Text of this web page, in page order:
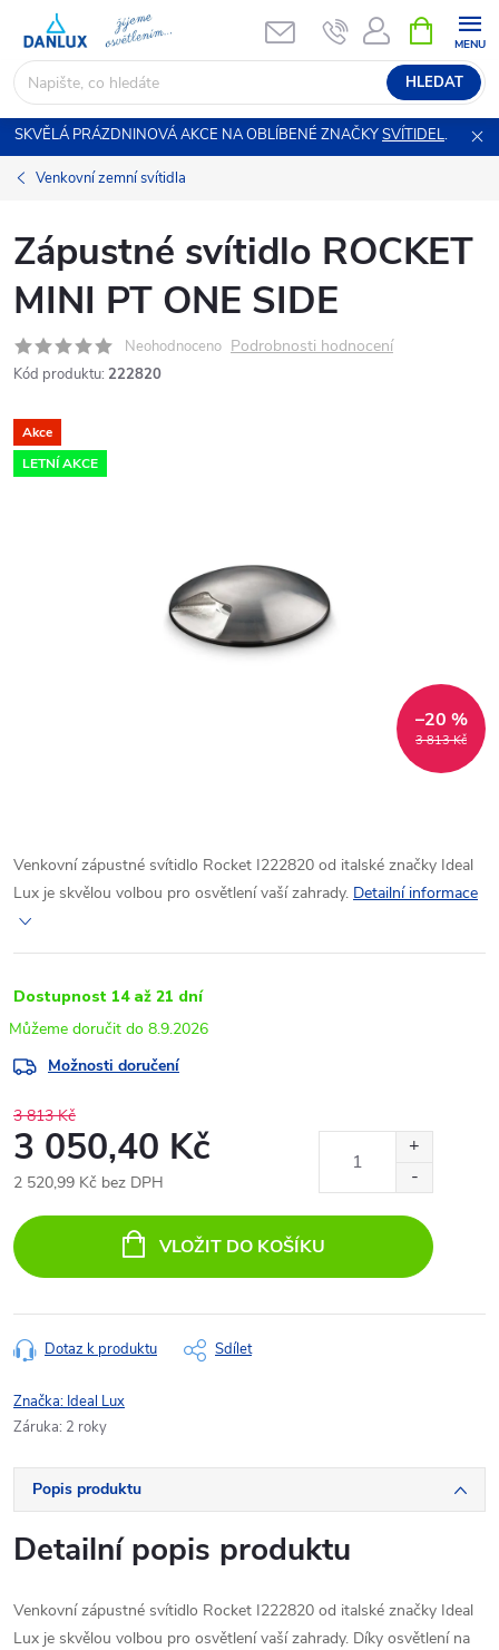
obsah
HLEDAT
NÁKUPNÍ
KOŠÍK
SKVĚLÁ PRÁZDNINOVÁ AKCE NA OBLÍBENÉ ZNAČKYSVÍTIDEL.
Venkovní zemní svítidla
Zápustné svítidlo ROCKET
MINI PT ONE SIDE
Neohodnoceno Podrobnosti hodnocení
Kód produktu: 222820
Akce
LETNÍ AKCE
3 813 Kč
–20 %
Venkovní zápustné svítidlo Rocket I222820 od italské značky Ideal
Lux je skvělou volbou pro osvětlení vaší zahrady. Detailní informace
Dostupnost 14 až 21 dní
8.9.2026
Možnosti doručení
3 813 Kč
3 050,40 Kč
2 520,99 Kč bez DPH
cena:
VLOŽIT DO KOŠÍKU
Dotaz k produktu Sdílet
Značka: Ideal Lux
Záruka: 2 roky
Popis produktu
Detailní popis produktu
Venkovní zápustné svítidlo Rocket I222820 od italské značky Ideal
Lux je skvělou volbou pro osvětlení vaší zahrady. Díky osvětlení na